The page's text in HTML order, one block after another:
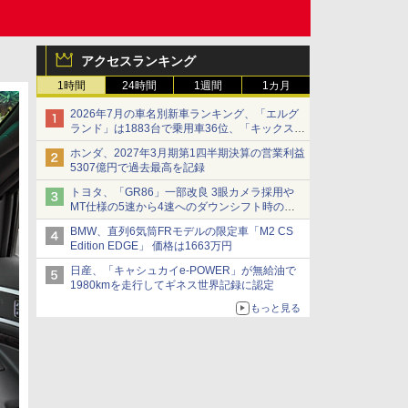
アクセスランキング
1時間 24時間 1週間 1カ月
2026年7月の車名別新車ランキング、「エルグ
ランド」は1883台で乗用車36位、「キックス」
は2591台で27位に
ホンダ、2027年3月期第1四半期決算の営業利益
5307億円で過去最高を記録
トヨタ、「GR86」一部改良 3眼カメラ採用や
MT仕様の5速から4速へのダウンシフト時の操
作性向上など
BMW、直列6気筒FRモデルの限定車「M2 CS
Edition EDGE」 価格は1663万円
日産、「キャシュカイe-POWER」が無給油で
1980kmを走行してギネス世界記録に認定
もっと見る